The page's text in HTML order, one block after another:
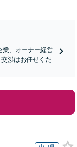
業、オーナー経営
渉はお任せくだ